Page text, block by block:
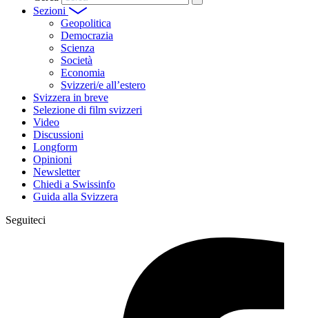
Sezioni
Geopolitica
Democrazia
Scienza
Società
Economia
Svizzeri/e all’estero
Svizzera in breve
Selezione di film svizzeri
Video
Discussioni
Longform
Opinioni
Newsletter
Chiedi a Swissinfo
Guida alla Svizzera
Seguiteci